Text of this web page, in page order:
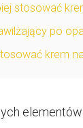
stosować
po
krem